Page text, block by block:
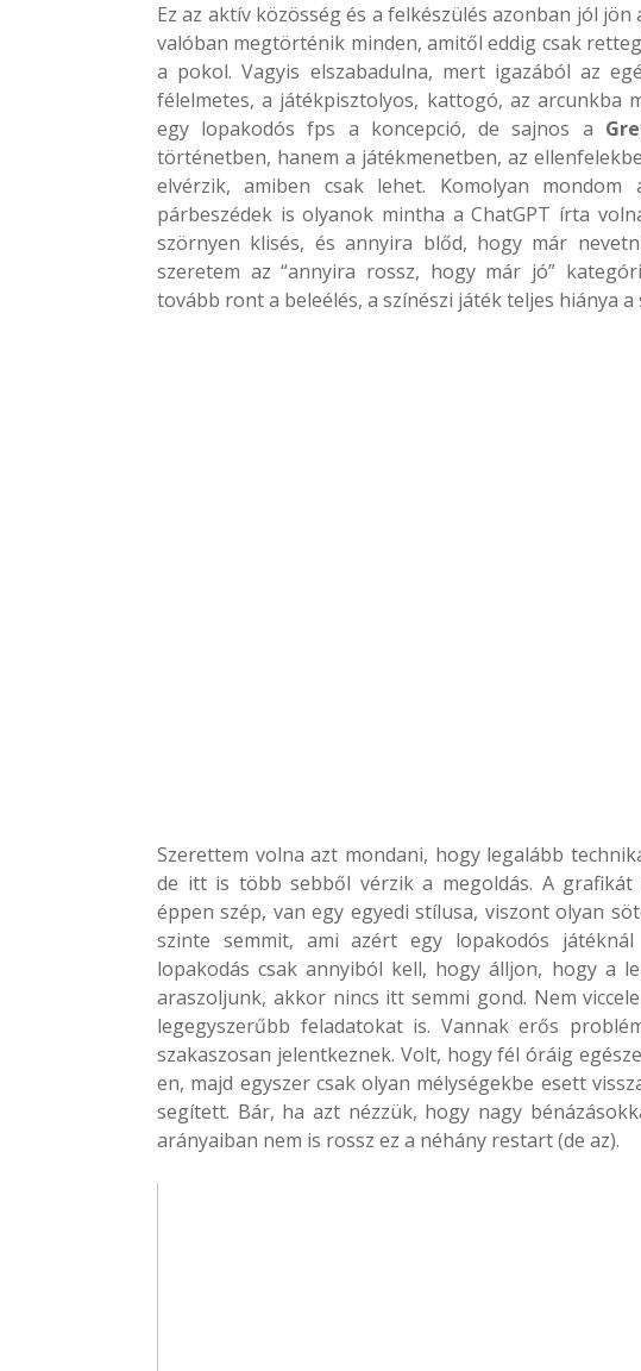
Ez az aktív közösség és a felkészülés azonban jól
valóban megtörténik minden, amitől eddig csak
a pokol. Vagyis elszabadulna, mert igazából az
félelmetes, a játékpisztolyos, kattogó, az arcunkba
egy lopakodós fps a koncepció, de sajnos a
történetben, hanem a játékmenetben, az
elvérzik, amiben csak lehet. Komolyan
párbeszédek is olyanok mintha a ChatGPT írta
szörnyen klisés, és annyira blőd, hogy már
szeretem az “annyira rossz, hogy már jó”
tovább ront a beleélés, a színészi játék teljes hiánya
Szerettem volna azt mondani, hogy legalább
de itt is több sebből vérzik a megoldás. A grafikát
éppen szép, van egy egyedi stílusa, viszont olyan
szinte semmit, ami azért egy lopakodós
lopakodás csak annyiból kell, hogy álljon, hogy a
araszoljunk, akkor nincs itt semmi gond. Nem
legegyszerűbb feladatokat is. Vannak erős
szakaszosan jelentkeznek. Volt, hogy fél óráig
en, majd egyszer csak olyan mélységekbe esett
segített. Bár, ha azt nézzük, hogy nagy
arányaiban nem is rossz ez a néhány restart (de az).